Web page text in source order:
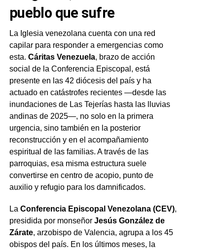
pueblo que sufre
La Iglesia venezolana cuenta con una red
capilar para responder a emergencias como
esta. Cáritas Venezuela, brazo de acción
social de la Conferencia Episcopal, está
presente en las 42 diócesis del país y ha
actuado en catástrofes recientes —desde las
inundaciones de Las Tejerías hasta las lluvias
andinas de 2025—, no solo en la primera
urgencia, sino también en la posterior
reconstrucción y en el acompañamiento
espiritual de las familias. A través de las
parroquias, esa misma estructura suele
convertirse en centro de acopio, punto de
auxilio y refugio para los damnificados.
La Conferencia Episcopal Venezolana (CEV),
presidida por monseñor Jesús González de
Zárate, arzobispo de Valencia, agrupa a los 45
obispos del país. En los últimos meses, la